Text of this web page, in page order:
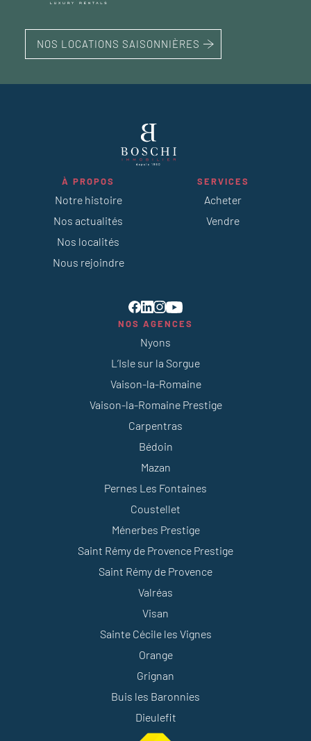
NOS LOCATIONS SAISONNIÈRES
À PROPOS
Notre histoire
Nos actualités
Nos localités
Nous rejoindre
SERVICES
Acheter
Vendre
NOS AGENCES
Nyons
L’Isle sur la Sorgue
Vaison-la-Romaine
Vaison-la-Romaine Prestige
Carpentras
Bédoin
Mazan
Pernes Les Fontaines
Coustellet
Ménerbes Prestige
Saint Rémy de Provence Prestige
Saint Rémy de Provence
Valréas
Visan
Sainte Cécile les Vignes
Orange
Grignan
Buis les Baronnies
Dieulefit